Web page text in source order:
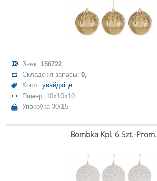
Знак: 156722
Складскія запасы:0,
Кошт:увайдзіце
Памер: 10x10x10
Упакоўка 30/15
Bombka Kpl. 6 Szt.-Prom.